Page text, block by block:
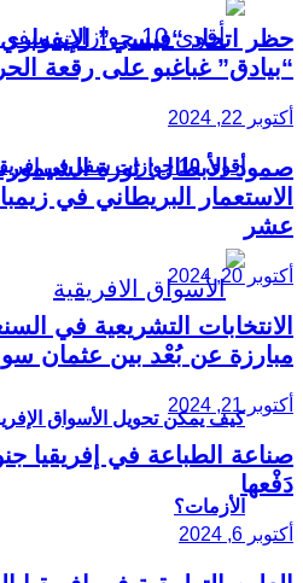
أقوى 10 جوازات سفر في إفريقيا لعام 2026
كيف يمكن تحويل الأسواق
الأزمات؟
حظر اتحاد “فيسي”
“بيادق” غباغبو على رقعة
أكتوبر 22, 2024
صمود الأبطال: ثورة
الاستعمار البريطاني في
عشر
أكتوبر 20, 2024
الانتخابات التشريعية في
مبارزة عن بُعْد بين عثمان
أكتوبر 21, 2024
صناعة الطباعة في إفريقيا
دَفْعها
أكتوبر 6, 2024